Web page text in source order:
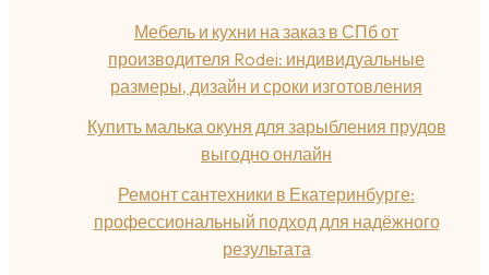
Мебель и кухни на заказ в СПб от
производителя Rodei: индивидуальные
размеры, дизайн и сроки изготовления
Купить малька окуня для зарыбления прудов
выгодно онлайн
Ремонт сантехники в Екатеринбурге:
профессиональный подход для надёжного
результата